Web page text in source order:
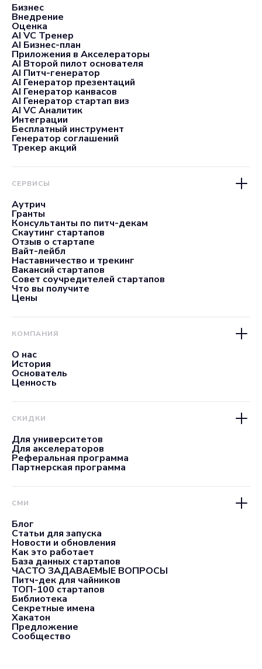
Бизнес
Внедрение
Оценка
AI VC Тренер
AI Бизнес-план
Приложения в Акселераторы
AI Второй пилот основателя
AI Питч-генератор
AI Генератор презентаций
AI Генератор канвасов
AI Генератор стартап виз
AI VC Аналитик
Интеграции
Бесплатный инструмент
Генератор соглашений
Трекер акций
СЕРВИСЫ
Аутрич
Гранты
Консультанты по питч-декам
Скаутинг стартапов
Отзыв о стартапе
Вайт-лейбл
Наставничество и трекинг
Вакансий стартапов
Совет соучредителей стартапов
Что вы получите
Цены
КОМПАНИЯ
О нас
История
Основатель
Ценность
СКИДКИ
Для университетов
Для акселераторов
Реферальная программа
Партнерская программа
СМИ
Блог
Статьи для запуска
Новости и обновления
Как это работает
База данных стартапов
ЧАСТО ЗАДАВАЕМЫЕ ВОПРОСЫ
Питч-дек для чайников
ТОП-100 стартапов
Библиотека
Секретные имена
Хакатон
Предложение
Сообщество